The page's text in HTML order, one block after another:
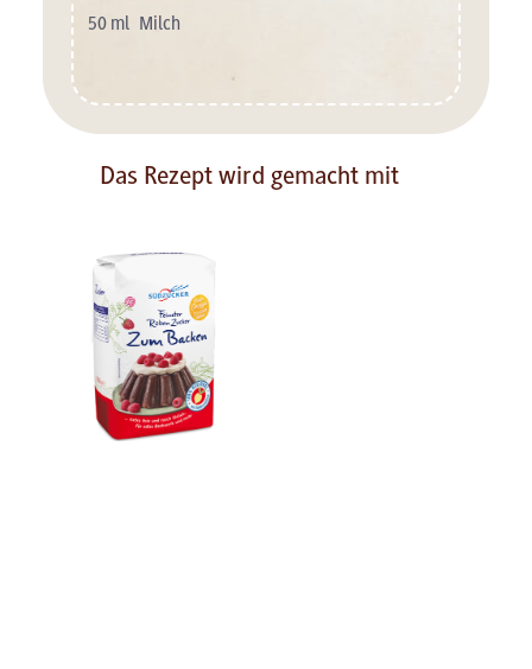
50 ml Milch
Das Rezept wird gemacht mit